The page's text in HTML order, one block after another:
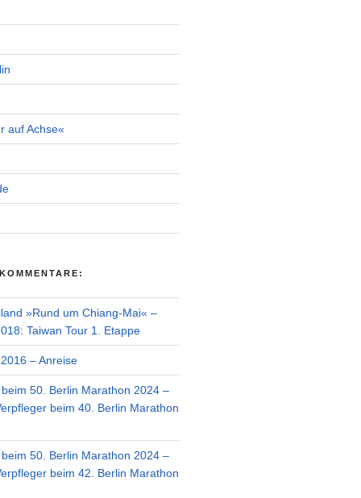
auf Achse«
»Rund um Chiang-Mai« –
Taiwan Tour 1. Etappe
– Anreise
50. Berlin Marathon 2024 –
beim 40. Berlin Marathon
50. Berlin Marathon 2024 –
beim 42. Berlin Marathon